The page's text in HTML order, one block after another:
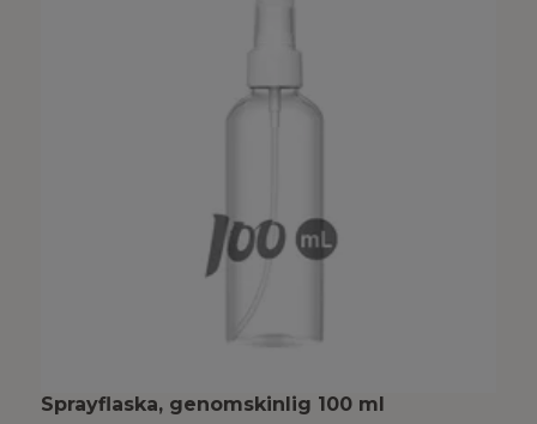
Sprayflaska, genomskinlig 100 ml